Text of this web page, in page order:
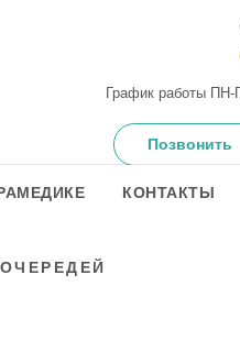
График работы
Позвонить
КОНТАКТЫ